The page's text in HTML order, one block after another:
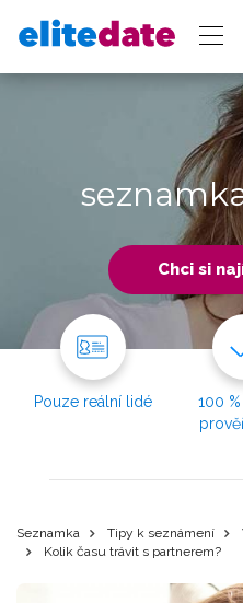
Chci si
Pouze reální lidé
100
Seznamka Tipy k seznámení
Kolik času trávit s partnerem?